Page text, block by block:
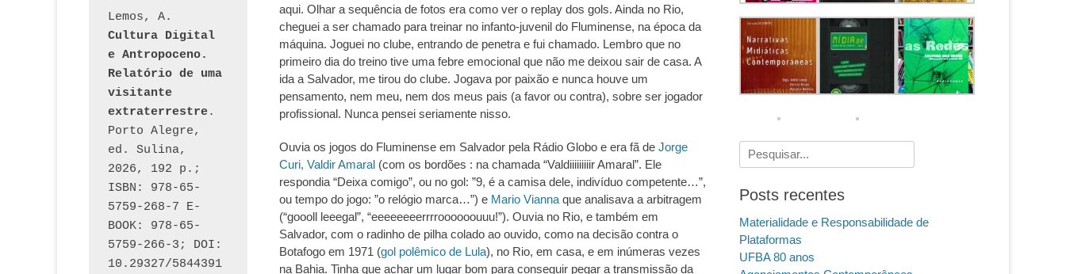
aqui. Olhar a sequência de fotos era como ver o replay dos gols. Ainda no Rio,
cheguei a ser chamado para treinar no infanto-juvenil do Fluminense, na época da
máquina. Joguei no clube, entrando de penetra e fui chamado. Lembro que no
primeiro dia do treino tive uma febre emocional que não me deixou sair de casa. A
ida a Salvador, me tirou do clube. Jogava por paixão e nunca houve um
pensamento, nem meu, nem dos meus pais (a favor ou contra), sobre ser jogador
profissional. Nunca pensei seriamente nisso.
Ouvia os jogos do Fluminense em Salvador pela Rádio Globo e era fã de Jorge
Curi, Valdir Amaral (com os bordões : na chamada “Valdiiiiiiiiir Amaral”. Ele
respondia “Deixa comigo”, ou no gol: ”9, é a camisa dele, indivíduo competente…”,
ou tempo do jogo: ”o relógio marca…”) e Mario Vianna que analisava a arbitragem
(“goooll leeegal”, “eeeeeeeerrrroooooouuu!”). Ouvia no Rio, e também em
Salvador, com o radinho de pilha colado ao ouvido, como na decisão contra o
Botafogo em 1971 (gol polêmico de Lula), no Rio, em casa, e em inúmeras vezes
na Bahia. Tinha que achar um lugar bom para conseguir pegar a transmissão da
Pesquisar
por:
Posts recentes
Materialidade e Responsabilidade de
Plataformas
UFBA 80 anos
Cultura Digital
e Antropoceno.
Relatório de uma
visitante
extraterrestre.
Porto Alegre,
ed. Sulina,
2026, 192 p.;
ISBN: 978-65-
5759-268-7 E-
BOOK: 978-65-
5759-266-3; DOI:
10.29327/5844391